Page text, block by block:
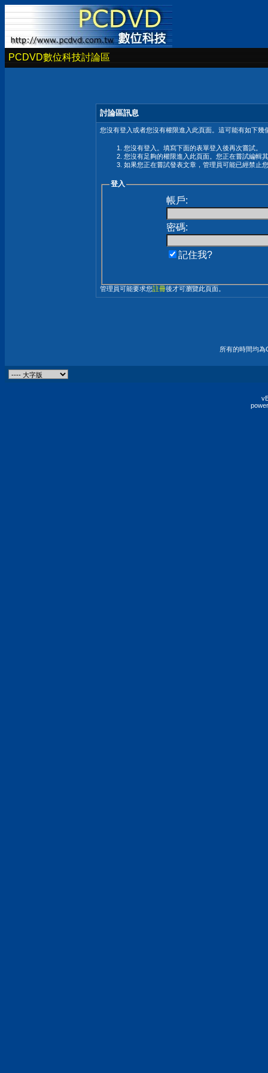
PCDVD數位科技討論區
討論區訊息
您沒有登入或者您沒有權限進入此頁面。這可能有如下幾
您沒有登入。填寫下面的表單登入後再次嘗試。
您沒有足夠的權限進入此頁面。您正在嘗試編輯
如果您正在嘗試發表文章，管理員可能已經禁止
登入
帳戶:
密碼:
記住我?
管理員可能要求您註冊後才可瀏覽此頁面。
所有的時間均為